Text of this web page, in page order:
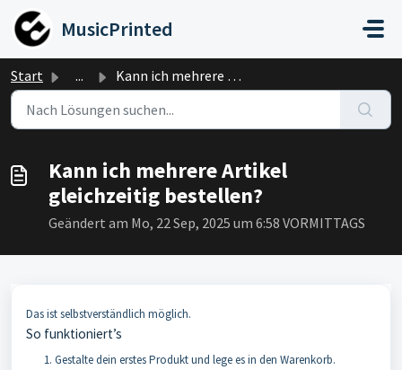
Zum hauptsächlichen Inhalt gehen
MusicPrinted
Start ... Kann ich mehrere Artikel gleichzeitig bestellen?
Kann ich mehrere Artikel
gleichzeitig bestellen?
Geändert am Mo, 22 Sep, 2025 um 6:58 VORMITTAGS
Das ist selbstverständlich möglich.
So funktioniert’s
Gestalte dein erstes Produkt und lege es in den Warenkorb.